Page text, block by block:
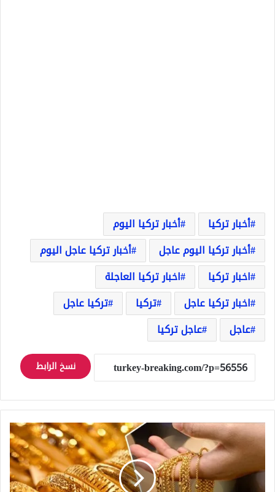
أخبار تركيا
أخبار تركيا اليوم
أخبار تركيا اليوم عاجل
أخبار تركيا عاجل اليوم
اخبار تركيا
اخبار تركيا العاجلة
اخبار تركيا عاجل
تركيا
تركيا عاجل
عاجل
عاجل تركيا
نسخ الرابط
أسعار
الذهب
في
سوريا
في